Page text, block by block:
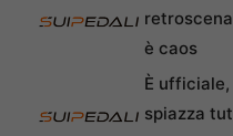
è caos
È ufficiale,
spiazza